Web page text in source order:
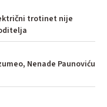
trotinet nije
Nenade Paunoviću